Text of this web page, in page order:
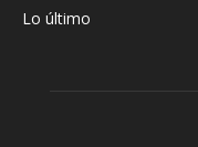
Lo último